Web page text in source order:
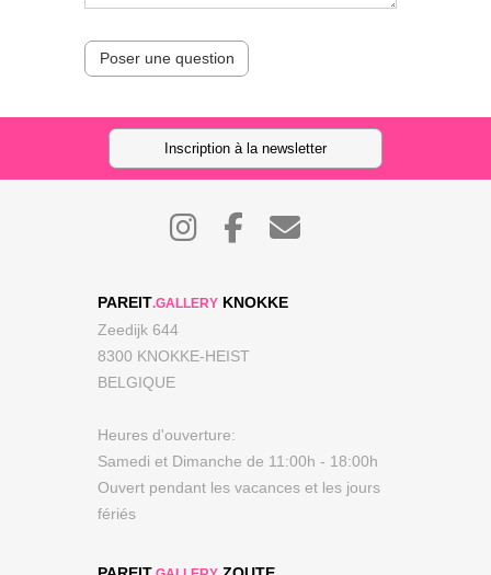
Poser une question
Inscription à la newsletter
PAREIT.GALLERY KNOKKE
Zeedijk 644
8300 KNOKKE-HEIST
BELGIQUE
Heures d'ouverture:
Samedi et Dimanche de 11:00h - 18:00h
Ouvert pendant les vacances et les jours
fériés